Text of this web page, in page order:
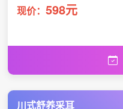
现价： 598元
川式舒养采耳